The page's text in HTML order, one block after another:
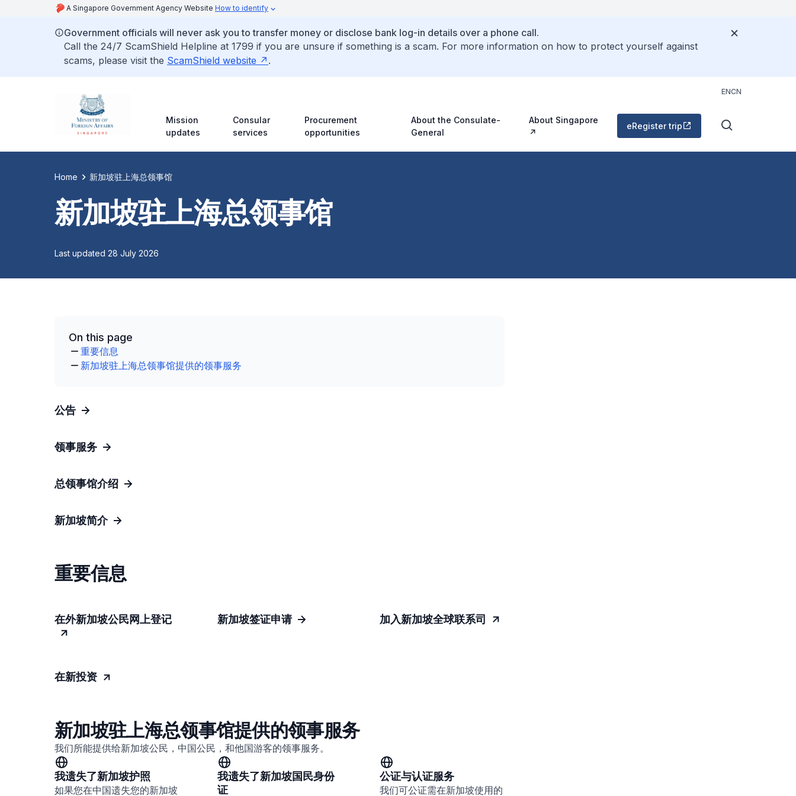
A Singapore Government Agency Website How to identify
Government officials will never ask you to transfer money or disclose bank log-in details over a phone call.
Call the 24/7 ScamShield Helpline at 1799 if you are unsure if something is a scam. For more information on how to protect yourself against
scams, please visit the ScamShield website .
ENCN
Mission
updates
Consular
services
Procurement
opportunities
About the Consulate-
General
About Singapore
eRegister trip
Home 新加坡驻上海总领事馆
新加坡驻上海总领事馆
Last updated 28 July 2026
On this page
重要信息
新加坡驻上海总领事馆提供的领事服务
公告
领事服务
总领事馆介绍
新加坡简介
重要信息
在外新加坡公民网上登记 新加坡签证申请 加入新加坡全球联系司
在新投资
新加坡驻上海总领事馆提供的领事服务
我们所能提供给新加坡公民，中国公民，和他国游客的领事服务。
我遗失了新加坡护照
如果您在中国遗失您的新加坡
我遗失了新加坡国民身份
证
公证与认证服务
我们可公证需在新加坡使用的